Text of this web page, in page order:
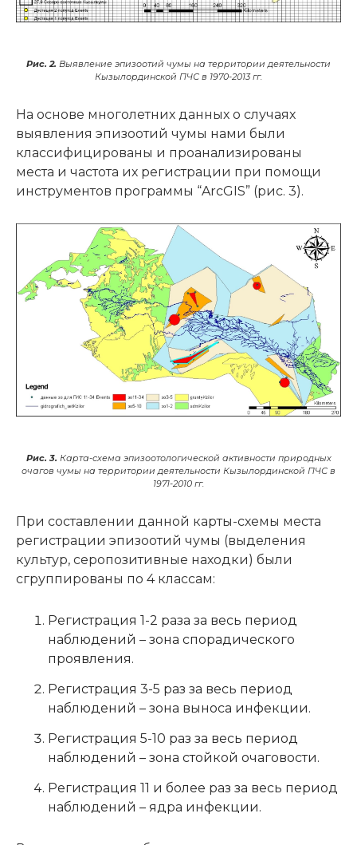
Рис. 2. Выявление эпизоотий чумы на территории деятельности
Кызылординской ПЧС в 1970-2013 гг.
На основе многолетних данных о случаях
выявления эпизоотий чумы нами были
классифицированы и проанализированы
места и частота их регистрации при помощи
инструментов программы “ArcGIS” (рис. 3).
Рис. 3. Карта-схема эпизоотологической активности природных
очагов чумы на территории деятельности Кызылординской ПЧС в
1971-2010 гг.
При составлении данной карты-схемы места
регистрации эпизоотий чумы (выделения
культур, серопозитивные находки) были
сгруппированы по 4 классам:
Регистрация 1-2 раза за весь период
наблюдений – зона спорадического
проявления.
Регистрация 3-5 раз за весь период
наблюдений – зона выноса инфекции.
Регистрация 5-10 раз за весь период
наблюдений – зона стойкой очаговости.
Регистрация 11 и более раз за весь период
наблюдений – ядра инфекции.